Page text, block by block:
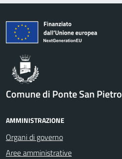
Comune di Ponte San Pietro
AMMINISTRAZIONE
Organi di governo
Aree amministrative